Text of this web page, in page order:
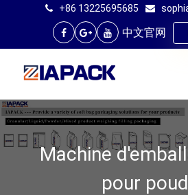
+86 13225695685
中文官网
Machine
pour